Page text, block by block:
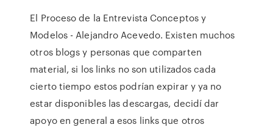
El Proceso de la Entrevista Conceptos y
Modelos - Alejandro Acevedo. Existen muchos
otros blogs y personas que comparten
material, si los links no son utilizados cada
cierto tiempo estos podrían expirar y ya no
estar disponibles las descargas, decidí dar
apoyo en general a esos links que otros